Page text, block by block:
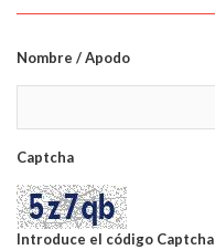
Nombre / Apodo
Captcha
Introduce el código Captcha